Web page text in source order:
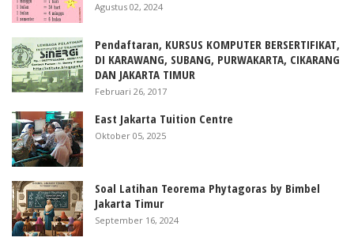
Agustus 02, 2024
Pendaftaran, KURSUS KOMPUTER BERSERTIFIKAT,
DI KARAWANG, SUBANG, PURWAKARTA, CIKARANG
DAN JAKARTA TIMUR
Februari 26, 2017
East Jakarta Tuition Centre
Oktober 05, 2025
Soal Latihan Teorema Phytagoras by Bimbel
Jakarta Timur
September 16, 2024